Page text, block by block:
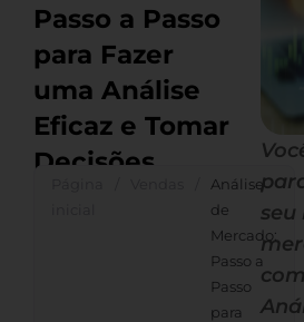
Passo a Passo
para Fazer
uma Análise
Eficaz e Tomar
Decisões
Análise
de
Mercado:
Passo a
Passo
para
seu